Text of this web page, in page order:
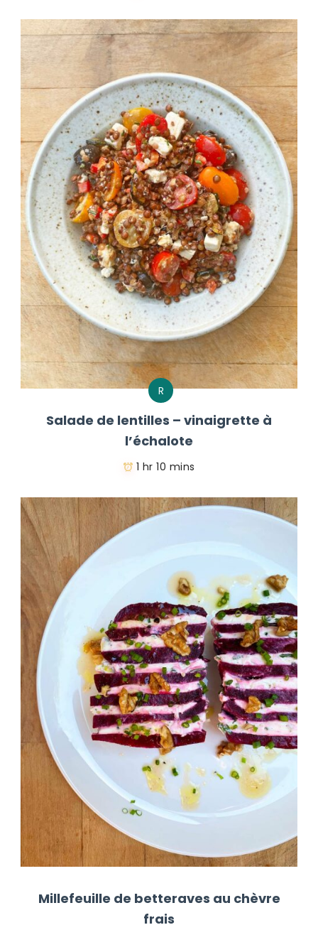
R
Salade de lentilles – vinaigrette à
l’échalote
1 hr 10 mins
Millefeuille de betteraves au chèvre
frais